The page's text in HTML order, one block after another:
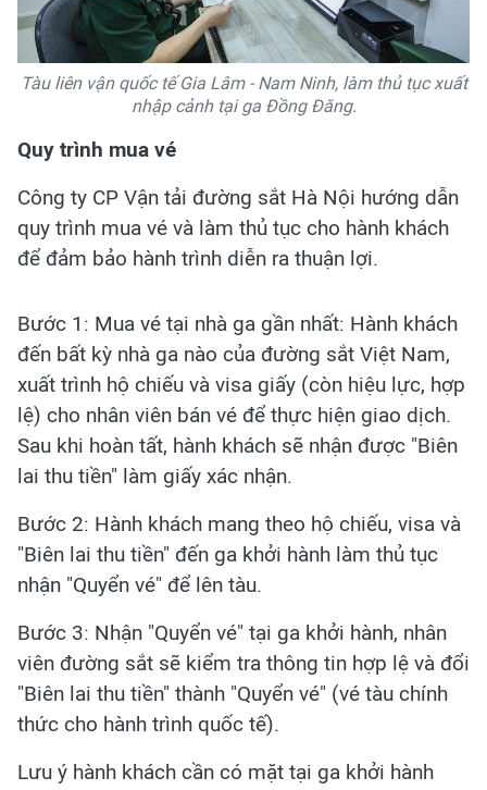
Tàu liên vận quốc tế Gia Lâm - Nam Ninh, làm thủ tục xuất
nhập cảnh tại ga Đồng Đăng.
Quy trình mua vé
Công ty CP Vận tải đường sắt Hà Nội hướng dẫn
quy trình mua vé và làm thủ tục cho hành khách
để đảm bảo hành trình diễn ra thuận lợi.
Bước 1: Mua vé tại nhà ga gần nhất: Hành khách
đến bất kỳ nhà ga nào của đường sắt Việt Nam,
xuất trình hộ chiếu và visa giấy (còn hiệu lực, hợp
lệ) cho nhân viên bán vé để thực hiện giao dịch.
Sau khi hoàn tất, hành khách sẽ nhận được "Biên
lai thu tiền" làm giấy xác nhận.
Bước 2: Hành khách mang theo hộ chiếu, visa và
"Biên lai thu tiền" đến ga khởi hành làm thủ tục
nhận "Quyển vé" để lên tàu.
Bước 3: Nhận "Quyển vé" tại ga khởi hành, nhân
viên đường sắt sẽ kiểm tra thông tin hợp lệ và đổi
"Biên lai thu tiền" thành "Quyển vé" (vé tàu chính
thức cho hành trình quốc tế).
Lưu ý hành khách cần có mặt tại ga khởi hành